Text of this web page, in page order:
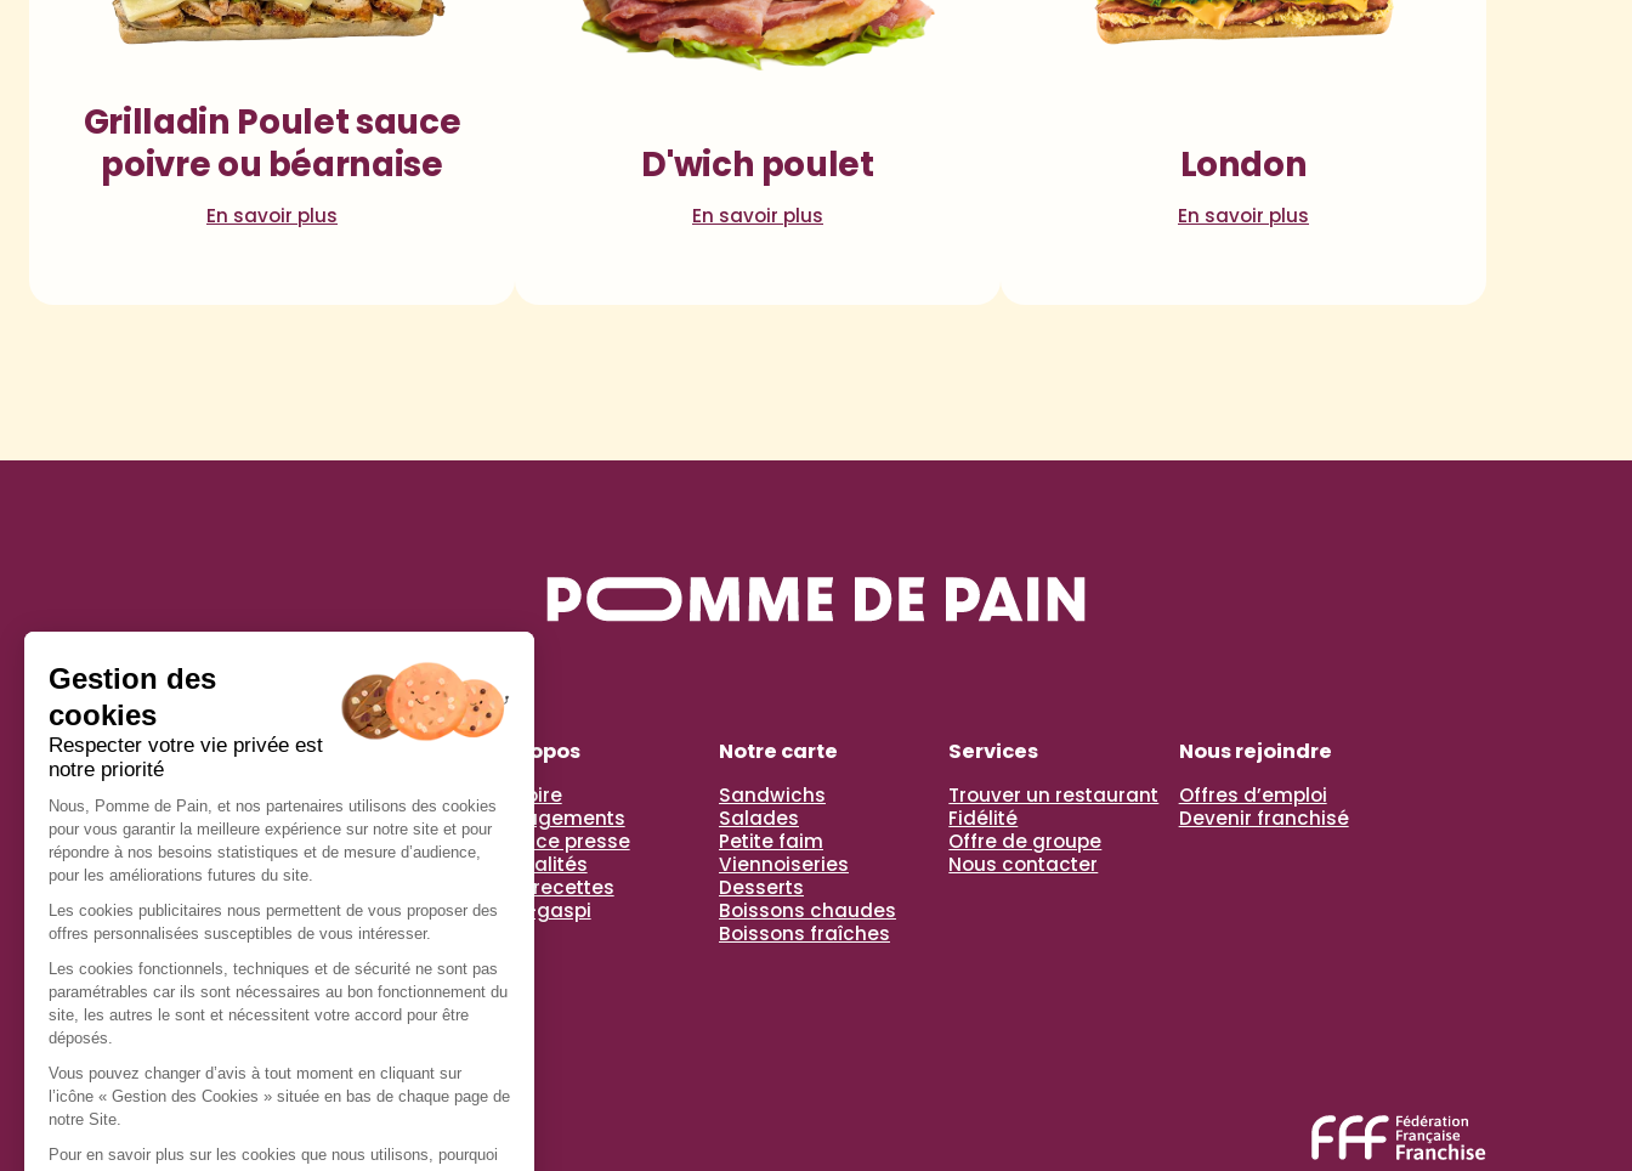
Grilladin Poulet sauce
poivre ou béarnaise
En savoir plus
D'wich poulet
En savoir plus
London
En savoir plus
Pomme De Pain
Simplicité, générosité, gourmandise et plaisir : voilà
les ingrédients qui nous inspirent !
Chez Pomme de Pain, depuis plus de 40 ans, nous
régalons des millions de clients avec un savoir-
pour rester croustillant et frais.
Nous nous efforçons chaque jour d’allier recettes
de qualité et responsabilité environnementale,
pour que votre plaisir soit complet.
Ingrédients sélectionnés avec exigence, desserts
au fil des saisons : les gourmands ont trouvé leur
adresse !
À propos
Histoire
Engagements
Espace presse
Actualités
Tips recettes
anti-gaspi
Notre carte
Sandwichs
Salades
Petite faim
Viennoiseries
Desserts
Boissons chaudes
Boissons fraîches
Services
Trouver un restaurant
Fidélité
Offre de groupe
Nous contacter
Nous rejoindre
Offres d’emploi
Devenir franchisé
Instagram
TikTok
Facebook
LinkedIn